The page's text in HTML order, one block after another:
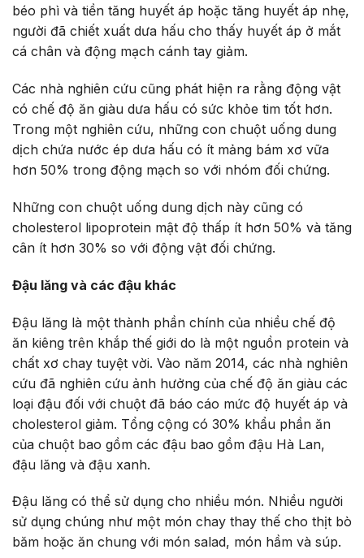
béo phì và tiền tăng huyết áp hoặc tăng huyết áp nhẹ,
người đã chiết xuất dưa hấu cho thấy huyết áp ở mắt
cá chân và động mạch cánh tay giảm.
Các nhà nghiên cứu cũng phát hiện ra rằng động vật
có chế độ ăn giàu dưa hấu có sức khỏe tim tốt hơn.
Trong một nghiên cứu, những con chuột uống dung
dịch chứa nước ép dưa hấu có ít mảng bám xơ vữa
hơn 50% trong động mạch so với nhóm đối chứng.
Những con chuột uống dung dịch này cũng có
cholesterol lipoprotein mật độ thấp ít hơn 50% và tăng
cân ít hơn 30% so với động vật đối chứng.
Đậu lăng và các đậu khác
Đậu lăng là một thành phần chính của nhiều chế độ
ăn kiêng trên khắp thế giới do là một nguồn protein và
chất xơ chay tuyệt vời. Vào năm 2014, các nhà nghiên
cứu đã nghiên cứu ảnh hưởng của chế độ ăn giàu các
loại đậu đối với chuột đã báo cáo mức độ huyết áp và
cholesterol giảm. Tổng cộng có 30% khẩu phần ăn
của chuột bao gồm các đậu bao gồm đậu Hà Lan,
đậu lăng và đậu xanh.
Đậu lăng có thể sử dụng cho nhiều món. Nhiều người
sử dụng chúng như một món chay thay thế cho thịt bò
băm hoặc ăn chung với món salad, món hầm và súp.